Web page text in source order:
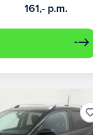
161,- p.m.